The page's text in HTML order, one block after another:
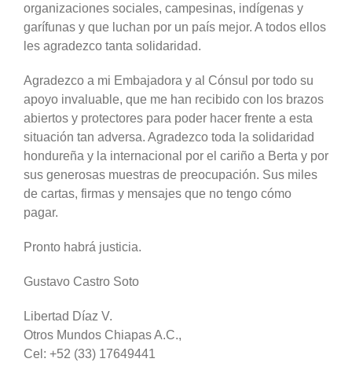
organizaciones sociales, campesinas, indígenas y
garífunas y que luchan por un país mejor. A todos ellos
les agradezco tanta solidaridad.
Agradezco a mi Embajadora y al Cónsul por todo su
apoyo invaluable, que me han recibido con los brazos
abiertos y protectores para poder hacer frente a esta
situación tan adversa. Agradezco toda la solidaridad
hondureña y la internacional por el cariño a Berta y por
sus generosas muestras de preocupación. Sus miles
de cartas, firmas y mensajes que no tengo cómo
pagar.
Pronto habrá justicia.
Gustavo Castro Soto
Libertad Díaz V.
Otros Mundos Chiapas A.C.,
Cel: +52 (33) 17649441